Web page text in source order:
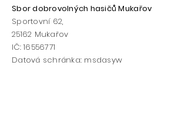
Sbor dobrovolných hasičů Mukařov
Sportovní 62,
25162 Mukařov
IČ:16556771
Datová schránka: msdasyw